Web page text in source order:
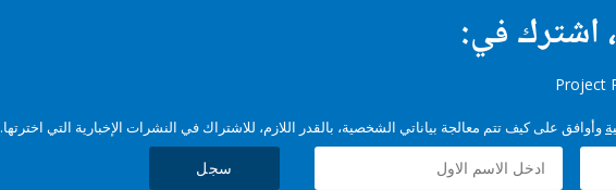
اشترك في:
وأوافق على كيف تتم معالجة بياناتي الشخصية، بالقدر اللازم، للاشتراك في النشرات الإخبارية التي اخترتها.
سجل